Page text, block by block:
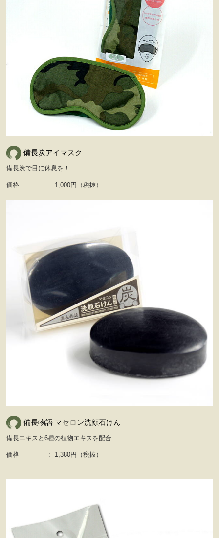
備長炭アイマスク
備長炭で目に休息を！
価格 : 1,000円（税抜）
備長物語 マセロン洗顔石けん
備長エキスと6種の植物エキスを配合
価格 : 1,380円（税抜）